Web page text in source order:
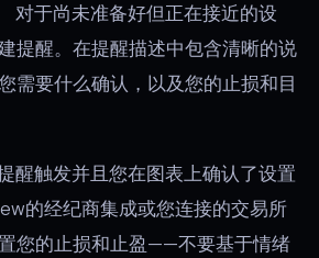
对于尚未准备好但正在接近的设
提醒。在提醒描述中包含清晰的说
需要什么确认，以及您的止损和目
醒触发并且您在图表上确认了设置
的经纪商集成或您连接的交易所
您的止损和止盈——不要基于情绪